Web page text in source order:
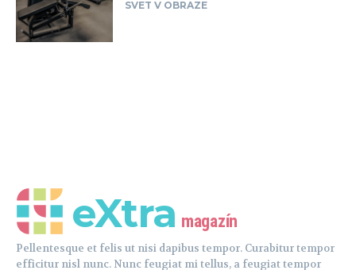
eXtra magazín
Pellentesque et felis ut nisi dapibus tempor. Curabitur tempor
efficitur nisl nunc. Nunc feugiat mi tellus, a feugiat tempor